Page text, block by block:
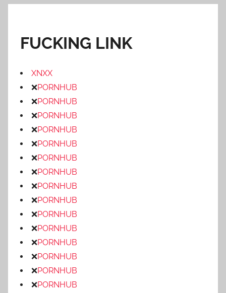
FUCKING LINK
XNXX
❌PORNHUB
❌PORNHUB
❌PORNHUB
❌PORNHUB
❌PORNHUB
❌PORNHUB
❌PORNHUB
❌PORNHUB
❌PORNHUB
❌PORNHUB
❌PORNHUB
❌PORNHUB
❌PORNHUB
❌PORNHUB
❌PORNHUB